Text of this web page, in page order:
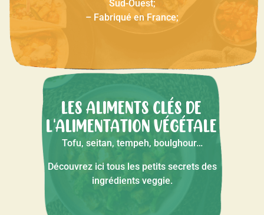
Sud-Ouest;
– Fabriqué en France;
LES ALIMENTS CLÉS DE
L'ALIMENTATION VÉGÉTALE
Tofu, seitan, tempeh, boulghour…
Découvrez ici tous les petits secrets des
ingrédients veggie.